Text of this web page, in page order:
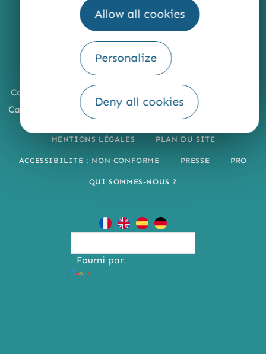
Allow all cookies
Personalize
Deny all cookies
Comment venir ?
Carte du territoire
MENTIONS LÉGALES PLAN DU SITE
ACCESSIBILITÉ : NON CONFORME PRESSE PRO
QUI SOMMES-NOUS ?
Fourni par